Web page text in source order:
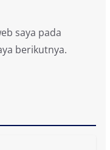
saya pada
berikutnya.